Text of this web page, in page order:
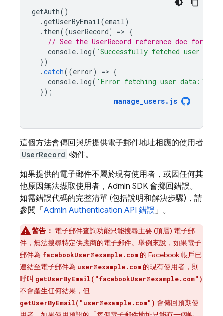
getAuth()
.getUserByEmail(email)
. then((userRecord) => {
// See the UserRecord reference doc for the
console. log( `Successfully fetched user
})
.catch((error) => {
console. log( 'Error fetching user data:'
});
manage_users. js
這個方法會傳回與所提供電子郵件地址相應的使用者
UserRecord 物件。
如果提供的電子郵件不屬於現有使用者，或因任何其
他原因無法擷取使用者，Admin SDK 會擲回錯誤。
如需錯誤代碼的完整清單 (包括說明和解決步驟)，請
參閱「 Admin Authentication API 錯誤」。
警告： 電子郵件查詢功能只能搜尋主要 (頂層) 電子郵
件，無法搜尋特定供應商的電子郵件。舉例來說，如果電子
郵件為 facebookUser@example.com 的 Facebook 帳戶已
連結至電子郵件為 user@example.com 的現有使用者，則
呼叫 getUserByEmail("facebookUser@example.com")
不會產生任何結果，但
getUserByEmail("user@example.com") 會傳回預期使